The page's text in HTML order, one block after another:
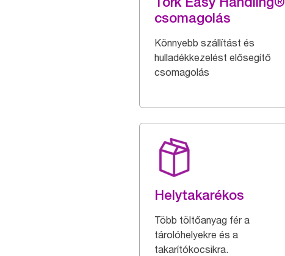
csomagolás
Könnyebb szállítást és
hulladékkezelést elősegítő
csomagolás
Helytakarékos
Több töltőanyag fér a
tárolóhelyekre és a
takarítókocsikra.